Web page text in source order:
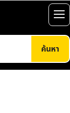
ค้นหา
เปิ
เม